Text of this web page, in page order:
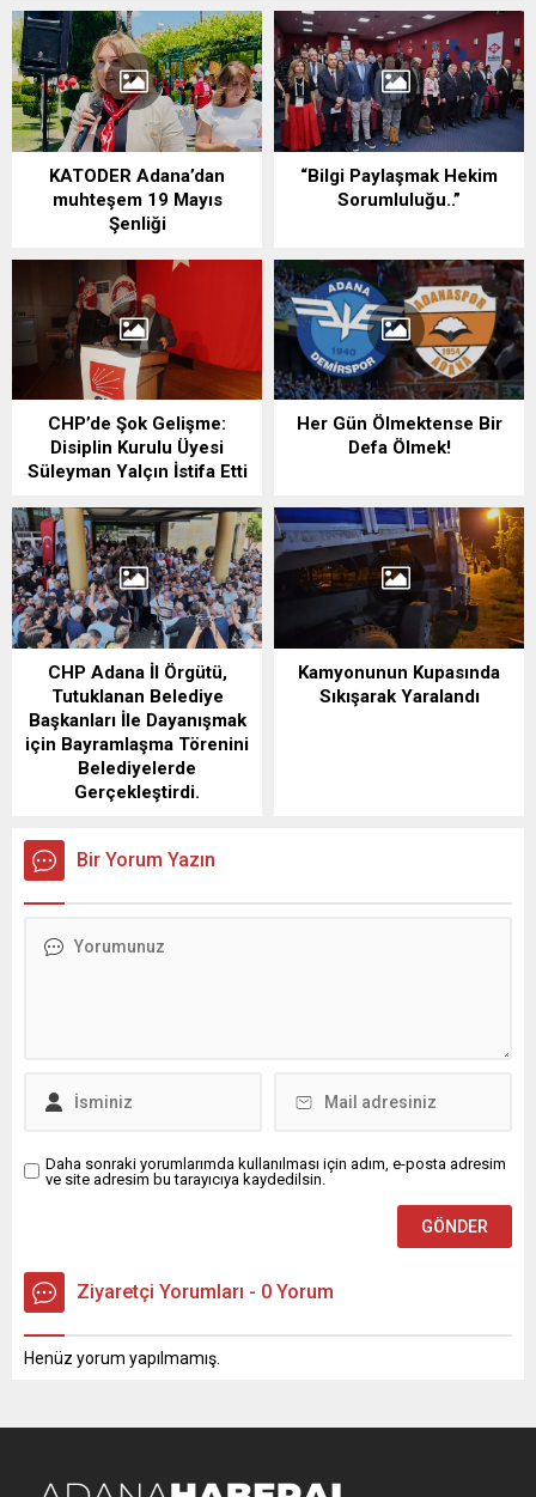
KATODER Adana’dan
muhteşem 19 Mayıs
Şenliği
“Bilgi Paylaşmak Hekim
Sorumluluğu..”
CHP’de Şok Gelişme:
Disiplin Kurulu Üyesi
Süleyman Yalçın İstifa Etti
Her Gün Ölmektense Bir
Defa Ölmek!
CHP Adana İl Örgütü,
Tutuklanan Belediye
Başkanları İle Dayanışmak
için Bayramlaşma Törenini
Belediyelerde
Gerçekleştirdi.
Kamyonunun Kupasında
Sıkışarak Yaralandı
Bir Yorum Yazın
Daha sonraki yorumlarımda kullanılması için adım, e-posta adresim
ve site adresim bu tarayıcıya kaydedilsin.
Ziyaretçi Yorumları - 0 Yorum
Henüz yorum yapılmamış.